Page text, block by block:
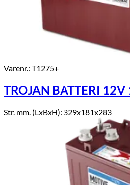
Varenr.: T1275+
TROJAN BATTERI 12V
Str. mm. (LxBxH): 329x181x283